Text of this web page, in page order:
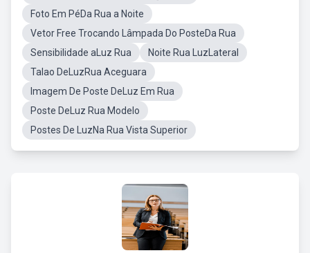
Foto Em PéDa Rua a Noite
Vetor Free Trocando Lâmpada Do PosteDa Rua
Sensibilidade aLuz Rua
Noite Rua LuzLateral
Talao DeLuzRua Aceguara
Imagem De Poste DeLuz Em Rua
Poste DeLuz Rua Modelo
Postes De LuzNa Rua Vista Superior